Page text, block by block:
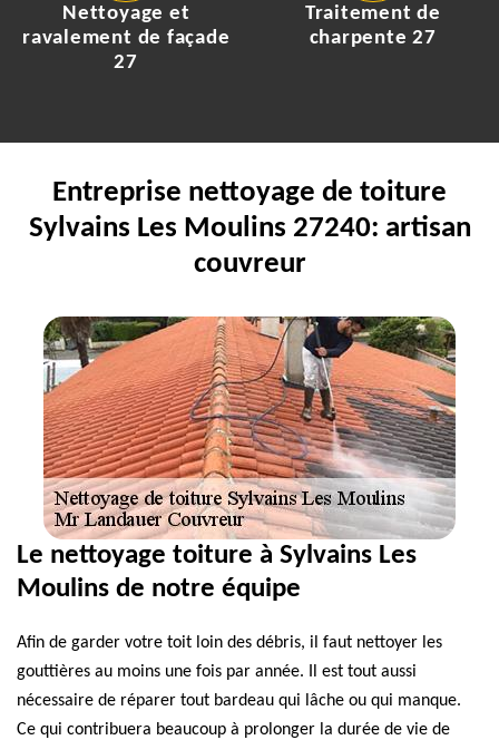
Nettoyage et
ravalement de façade
27
Traitement de
charpente 27
Entreprise nettoyage de toiture
Sylvains Les Moulins 27240: artisan
couvreur
Le nettoyage toiture à Sylvains Les
Moulins de notre équipe
Afin de garder votre toit loin des débris, il faut nettoyer les
gouttières au moins une fois par année. Il est tout aussi
nécessaire de réparer tout bardeau qui lâche ou qui manque.
Ce qui contribuera beaucoup à prolonger la durée de vie de